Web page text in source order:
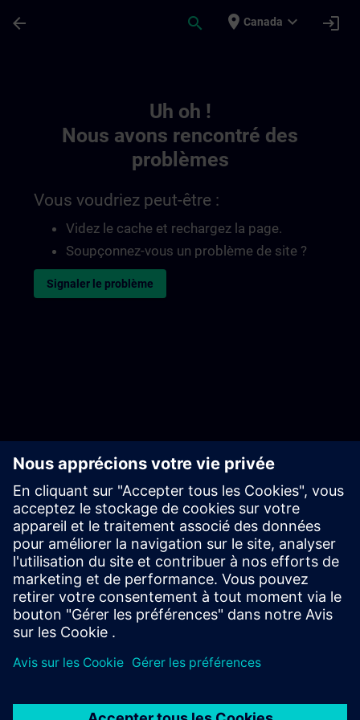
arrow_back search place Canada expand_more login
Uh oh !
Nous avons rencontré des
problèmes
Vous voudriez peut-être :
Videz le cache et rechargez la page.
Soupçonnez-vous un problème de site ?
Signaler le problème